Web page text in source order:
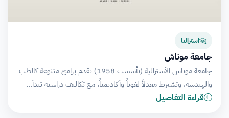
استراليا
جامعة موناش
جامعة موناش الأسترالية (تأسست 1958) تقدم برامج متنوعة كالطب
والهندسة، وتشترط معدلاً لغوياً وأكاديمياً، مع تكاليف دراسية تبدأ…
قراءة التفاصيل